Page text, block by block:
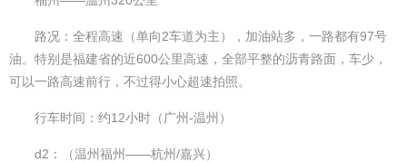
路况：全程高速（单向2车道为主），加油站多，一路都有97号
油。特别是福建省的近600公里高速，全部平整的沥青路面，车少，
可以一路高速前行，不过得小心超速拍照。
行车时间：约12小时（广州-温州）
d2：（温州福州——杭州/嘉兴）